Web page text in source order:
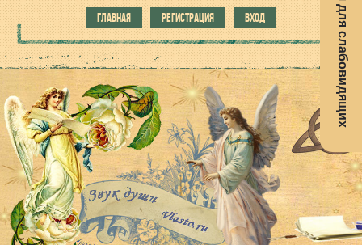
Версия для слабовидящих
ГЛАВНАЯ РЕГИСТРАЦИЯ ВХОД